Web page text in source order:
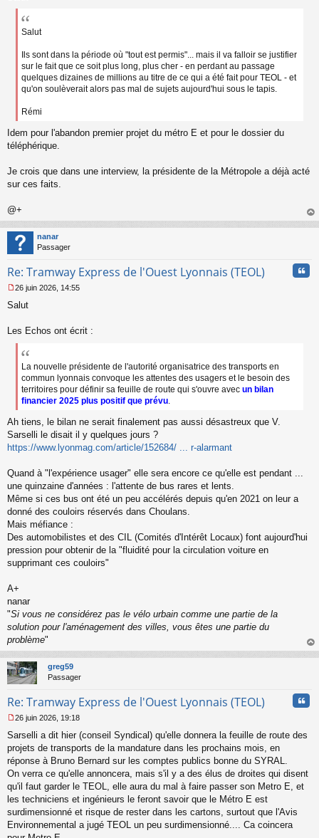
s
Salut
Ils sont dans la période où "tout est permis"... mais il va falloir se justifier
sur le fait que ce soit plus long, plus cher - en perdant au passage
quelques dizaines de millions au titre de ce qui a été fait pour TEOL - et
qu'on soulèverait alors pas mal de sujets aujourd'hui sous le tapis.
Rémi
Idem pour l'abandon premier projet du métro E et pour le dossier du
téléphérique.
Je crois que dans une interview, la présidente de la Métropole a déjà acté
sur ces faits.
@+
au
nanar
Passager
Re: Tramway Express de l'Ouest Lyonnais (TEOL)
e
s
u
26 juin 2026, 14:55
Salut
Les Echos ont écrit :
La nouvelle présidente de l'autorité organisatrice des transports en
commun lyonnais convoque les attentes des usagers et le besoin des
territoires pour définir sa feuille de route qui s'ouvre avec un bilan
financier 2025 plus positif que prévu.
Ah tiens, le bilan ne serait finalement pas aussi désastreux que V.
Sarselli le disait il y quelques jours ?
https://www.lyonmag.com/article/152684/ ... r-alarmant
Quand à "l'expérience usager" elle sera encore ce qu'elle est pendant ...
une quinzaine d'années : l'attente de bus rares et lents.
Même si ces bus ont été un peu accélérés depuis qu'en 2021 on leur a
donné des couloirs réservés dans Choulans.
Mais méfiance :
Des automobilistes et des CIL (Comités d'Intérêt Locaux) font aujourd'hui
pression pour obtenir de la "fluidité pour la circulation voiture en
supprimant ces couloirs"
A+
nanar
"Si vous ne considérez pas le vélo urbain comme une partie de la
solution pour l'aménagement des villes, vous êtes une partie du
problème"
au
greg59
Passager
Re: Tramway Express de l'Ouest Lyonnais (TEOL)
e
s
s
a
g
e
n
o
n
26 juin 2026, 19:18
Sarselli a dit hier (conseil Syndical) qu'elle donnera la feuille de route des
projets de transports de la mandature dans les prochains mois, en
réponse à Bruno Bernard sur les comptes publics bonne du SYRAL.
On verra ce qu'elle annoncera, mais s'il y a des élus de droites qui disent
qu'il faut garder le TEOL, elle aura du mal à faire passer son Metro E, et
les techniciens et ingénieurs le feront savoir que le Métro E est
surdimensionné et risque de rester dans les cartons, surtout que l'Avis
Environnemental a jugé TEOL un peu surdimensionné.... Ca coincera